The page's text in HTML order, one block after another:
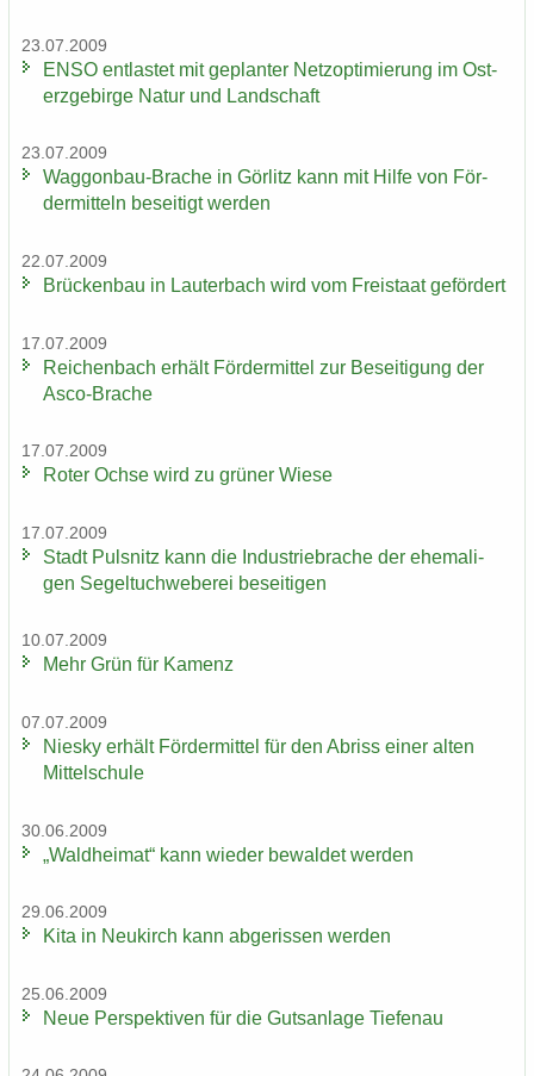
23.07.2009
ENSO ent­las­tet mit ge­plan­ter Netz­op­ti­mie­rung im Ost­
erz­ge­bir­ge Natur und Land­schaft
23.07.2009
Waggonbau-​Brache in Gör­litz kann mit Hilfe von För­
der­mit­teln be­sei­tigt wer­den
22.07.2009
Brü­cken­bau in Lau­ter­bach wird vom Frei­staat ge­för­dert
17.07.2009
Rei­chen­bach er­hält För­der­mit­tel zur Be­sei­ti­gung der
Asco-​Brache
17.07.2009
Roter Ochse wird zu grü­ner Wiese
17.07.2009
Stadt Puls­nitz kann die In­dus­trie­bra­che der ehe­ma­li­
gen Se­gel­tuch­we­be­rei be­sei­ti­gen
10.07.2009
Mehr Grün für Ka­menz
07.07.2009
Nies­ky er­hält För­der­mit­tel für den Ab­riss einer alten
Mit­tel­schu­le
30.06.2009
„Wald­hei­mat“ kann wie­der be­wal­det wer­den
29.06.2009
Kita in Neu­kirch kann ab­ge­ris­sen wer­den
25.06.2009
Neue Per­spek­ti­ven für die Guts­an­la­ge Tie­fen­au